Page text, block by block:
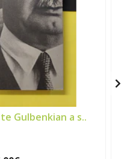
Gulbenkian a s..